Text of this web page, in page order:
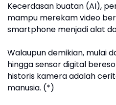
Kecerdasan buatan (AI),
mampu merekam video
smartphone menjadi alat
Walaupun demikian, mulai
hingga sensor digital
historis kamera adalah
manusia. (*)